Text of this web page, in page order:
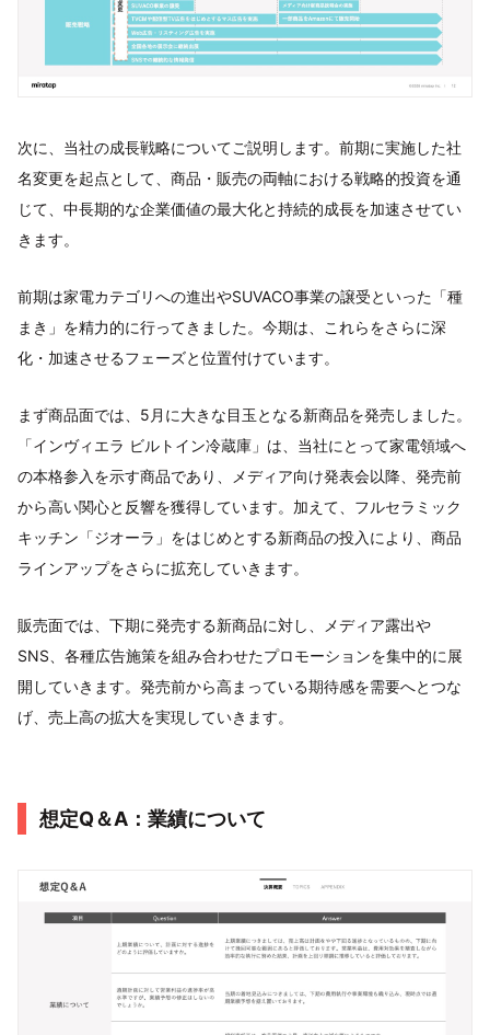
次に、当社の成長戦略についてご説明します。前期に実施した社
名変更を起点として、商品・販売の両軸における戦略的投資を通
じて、中長期的な企業価値の最大化と持続的成長を加速させてい
きます。
前期は家電カテゴリへの進出やSUVACO事業の譲受といった「種
まき」を精力的に行ってきました。今期は、これらをさらに深
化・加速させるフェーズと位置付けています。
まず商品面では、5月に大きな目玉となる新商品を発売しました。
「インヴィエラ ビルトイン冷蔵庫」は、当社にとって家電領域へ
の本格参入を示す商品であり、メディア向け発表会以降、発売前
から高い関心と反響を獲得しています。加えて、フルセラミック
キッチン「ジオーラ」をはじめとする新商品の投入により、商品
ラインアップをさらに拡充していきます。
販売面では、下期に発売する新商品に対し、メディア露出や
SNS、各種広告施策を組み合わせたプロモーションを集中的に展
開していきます。発売前から高まっている期待感を需要へとつな
げ、売上高の拡大を実現していきます。
想定Q＆A：業績について